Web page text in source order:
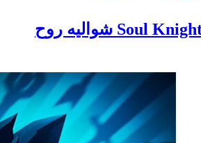
دانلود بازی Soul Knight 6.1 شوالیه روح